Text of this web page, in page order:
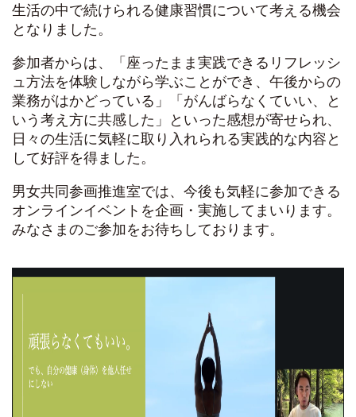
生活の中で続けられる健康習慣について考える機会
となりました。
参加者からは、「座ったまま実践できるリフレッシ
ュ方法を体験しながら学ぶことができ、午後からの
業務がはかどっている」「がんばらなくていい、と
いう考え方に共感した」といった感想が寄せられ、
日々の生活に気軽に取り入れられる実践的な内容と
して好評を得ました。
男女共同参画推進室では、今後も気軽に参加できる
オンラインイベントを企画・実施してまいります。
みなさまのご参加をお待ちしております。